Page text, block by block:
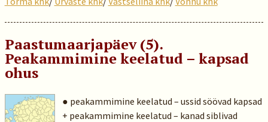
Paastumaarjapäev (5).
Peakammimine keelatud – kapsad
ohus
● peakammimine keelatud – ussid söövad kapsad
+ peakammimine keelatud – kanad siblivad